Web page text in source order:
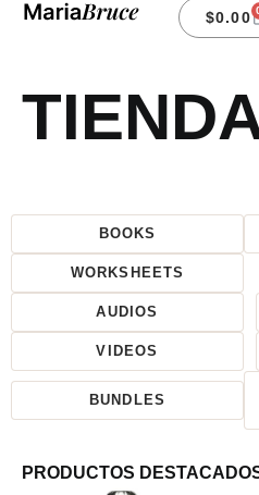
$0.00
BOOKS
WORKSHEETS
AUDIOS
VIDEOS
BUNDLES
PRODUCTOS